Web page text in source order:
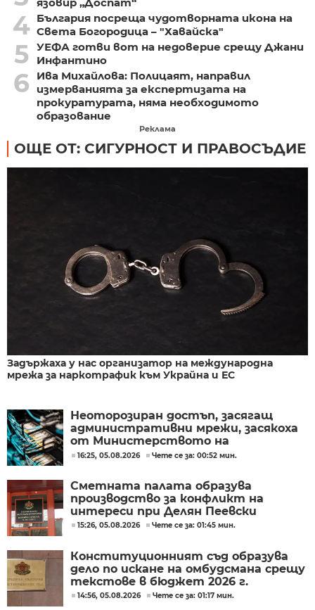
4 България посреща чудотворната икона на
Света Богородица – "Хавайска"
5 УЕФА готви вот на недоверие срещу Джани
Инфантино
6
Ива Михайлова: Полицаят, направил
измерванията за експертизата на
прокуратурата, няма необходимото
образование
Реклама
ОЩЕ ОТ: СИГУРНОСТ И ПРАВОСЪДИЕ
Задържаха у нас организатор на международна
мрежа за наркотрафик към Украйна и ЕС
Неоторозиран достъп, засягащ
административни мрежи, засякоха
от Министерството на
иновациите
16:25, 05.08.2026 Чете се за: 00:52 мин.
Сметната палата образува
производство за конфликт на
интереси при Делян Пеевски
15:26, 05.08.2026 Чете се за: 01:45 мин.
Конституционният съд образува
дело по искане на омбудсмана срещу
текстове в бюджет 2026 г.
14:56, 05.08.2026 Чете се за: 01:17 мин.